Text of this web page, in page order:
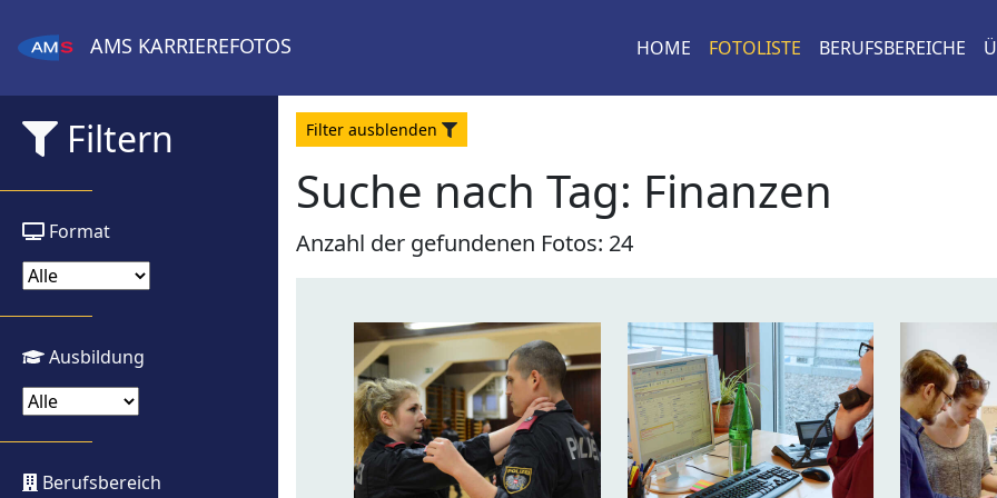
AMS KARRIEREFOTOS HOME FOTOLISTE BERUFSBEREICHE
Filtern
Format
Ausbildung
Berufsbereich
Filter ausblenden
Suche nach Tag: Finanzen
Anzahl der gefundenen Fotos: 24